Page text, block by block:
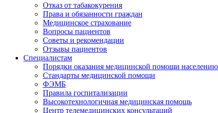
Отказ от табакокурения
Права и обязанности граждан
Медицинское страхование
Вопросы пациентов
Советы и рекомендации
Отзывы пациентов
Специалистам
Порядки оказания медицинской помощи населению
Стандарты медицинской помощи
ФЭМБ
Правила госпитализации
Высокотехнологичная медицинская помощь
Центр телемедицинских консультаций